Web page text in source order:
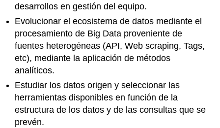
desarrollos en gestión del equipo.
Evolucionar el ecosistema de datos mediante el
procesamiento de Big Data proveniente de
fuentes heterogéneas (API, Web scraping, Tags,
etc), mediante la aplicación de métodos
analíticos.
Estudiar los datos origen y seleccionar las
herramientas disponibles en función de la
estructura de los datos y de las consultas que se
prevén.